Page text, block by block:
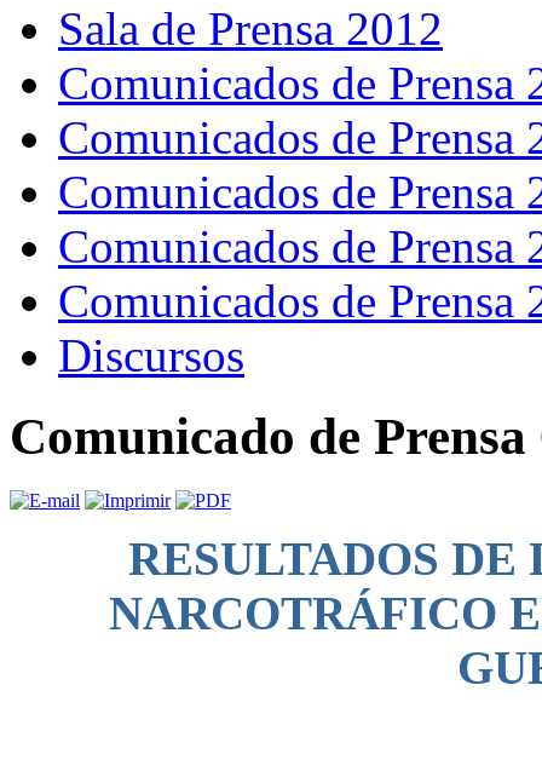
Sala de Prensa 2012
Comunicados de Prensa
Comunicados de Prensa
Comunicados de Prensa
Comunicados de Prensa
Comunicados de Prensa
Discursos
Comunicado de Prensa
RESULTADOS
NARCOTRÁFICO